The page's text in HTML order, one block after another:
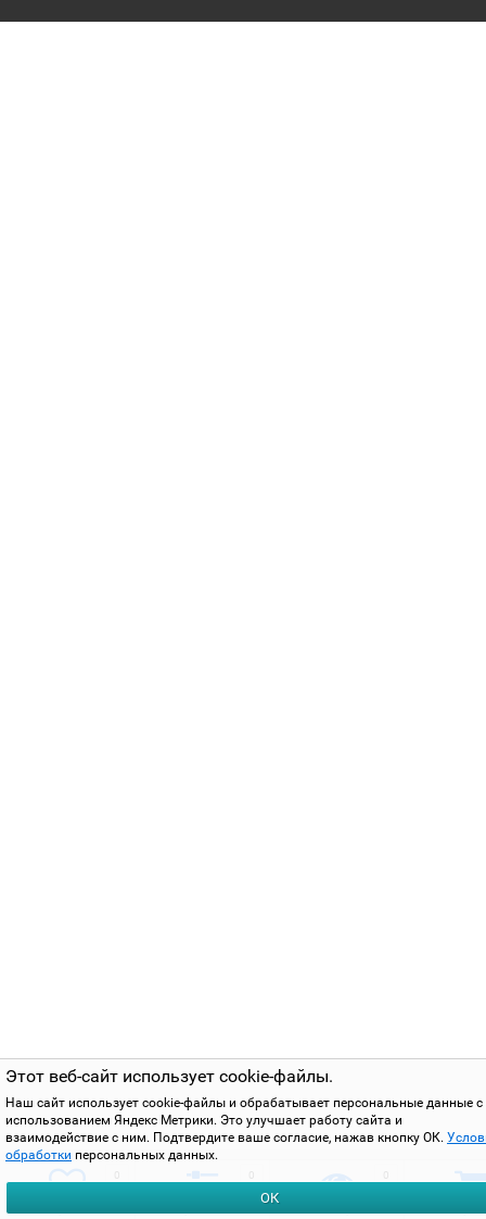
Этот веб-сайт использует cookie-файлы.
Наш сайт использует cookie-файлы и обрабатывает персональные данные с
использованием Яндекс Метрики. Это улучшает работу сайта и
взаимодействие с ним. Подтвердите ваше согласие, нажав кнопку ОК.
обработки персональных данных.
ОК